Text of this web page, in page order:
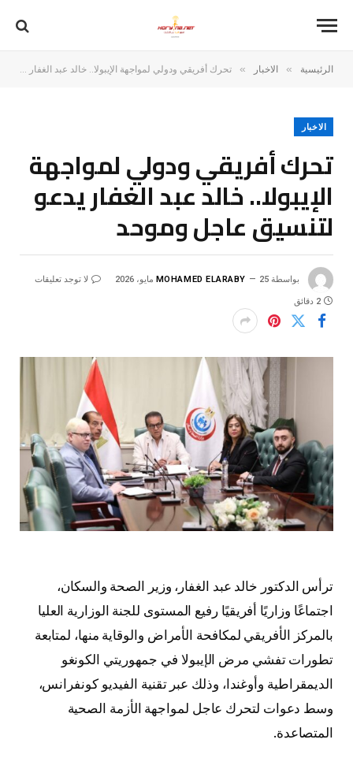
الرئيسية » الاخبار » تحرك أفريقي ودولي لمواجهة الإيبولا.. خالد عبد الغفار يدعو لتنسيق عاجل وموحد
الاخبار
تحرك أفريقي ودولي لمواجهة
الإيبولا.. خالد عبد الغفار يدعو
لتنسيق عاجل وموحد
بواسطة MOHAMED ELARABY 25 مايو، 2026 لا توجد تعليقات
2 دقائق
ترأس الدكتور خالد عبد الغفار، وزير الصحة والسكان،
اجتماعًا وزاريًا أفريقيًا رفيع المستوى للجنة الوزارية العليا
بالمركز الأفريقي لمكافحة الأمراض والوقاية منها، لمتابعة
تطورات تفشي مرض الإيبولا في جمهوريتي الكونغو
الديمقراطية وأوغندا، وذلك عبر تقنية الفيديو كونفرانس،
وسط دعوات لتحرك عاجل لمواجهة الأزمة الصحية
المتصاعدة.